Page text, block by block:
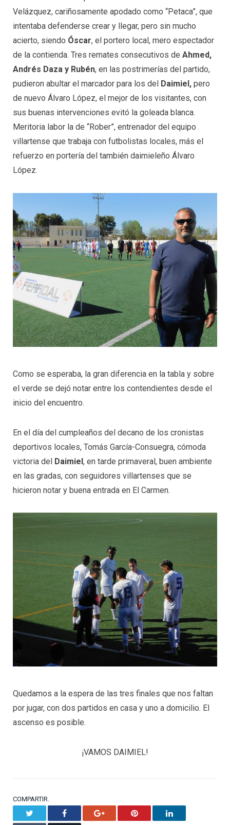
Velázquez, cariñosamente apodado como “Petaca”, que
intentaba defenderse crear y llegar, pero sin mucho
acierto, siendo Óscar, el portero local, mero espectador
de la contienda. Tres remates consecutivos de Ahmed,
Andrés Daza y Rubén, en las postrimerías del partido,
pudieron abultar el marcador para los del
Daimiel, pero
de nuevo Álvaro López, el mejor de los visitantes, con
sus buenas intervenciones evitó la goleada blanca.
Meritoria labor la de “Rober”, entrenador del equipo
villartense que trabaja con futbolistas locales, más el
refuerzo en portería del también daimieleño Álvaro
López.
Como se esperaba, la gran diferencia en la tabla y sobre
el verde se dejó notar entre los contendientes desde el
inicio del encuentro.
En el día del cumpleaños del decano de los cronistas
deportivos locales, Tomás García-Consuegra, cómoda
victoria del Daimiel, en tarde primaveral, buen ambiente
en las gradas, con seguidores villartenses que se
hicieron notar y buena entrada en El Carmen.
Quedamos a la espera de las tres finales que nos faltan
por jugar, con dos partidos en casa y uno a domicilio. El
ascenso es posible.
¡VAMOS DAIMIEL!
COMPARTIR.
Facebook Google+ Pinterest LinkedIn